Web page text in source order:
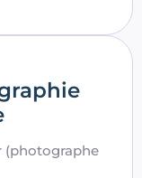
(photographe